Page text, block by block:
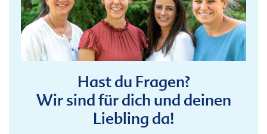
Hast du Fragen?
Wir sind für dich und deinen
Liebling da!